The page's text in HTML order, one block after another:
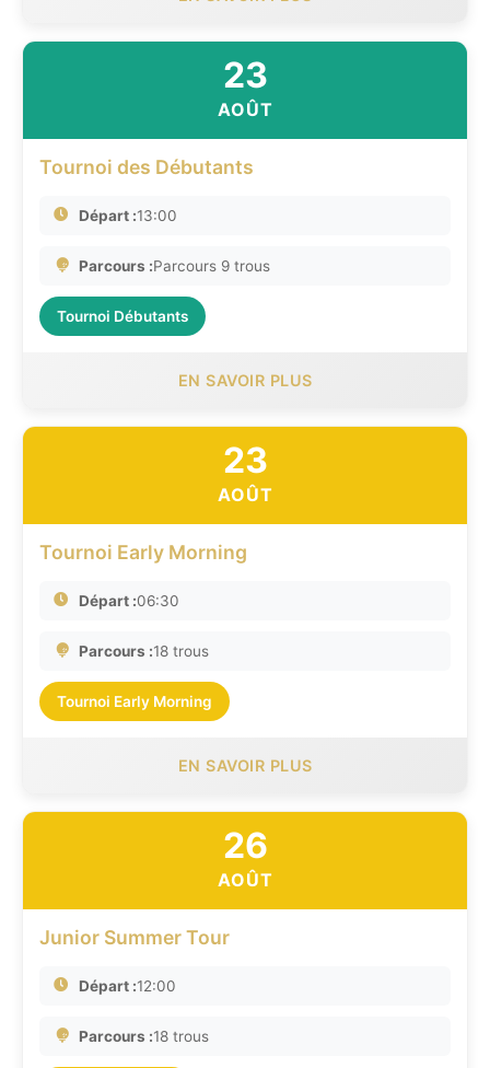
23
AOÛT
Tournoi des Débutants
Départ :13:00
Parcours :Parcours 9 trous
Tournoi Débutants
EN SAVOIR PLUS
23
AOÛT
Tournoi Early Morning
Départ :06:30
Parcours :18 trous
Tournoi Early Morning
EN SAVOIR PLUS
26
AOÛT
Junior Summer Tour
Départ :12:00
Parcours :18 trous